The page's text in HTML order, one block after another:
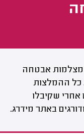
מצלמות אבטחה
כל ההמלצות
אחרי שקיבלו
באתר מידרג.